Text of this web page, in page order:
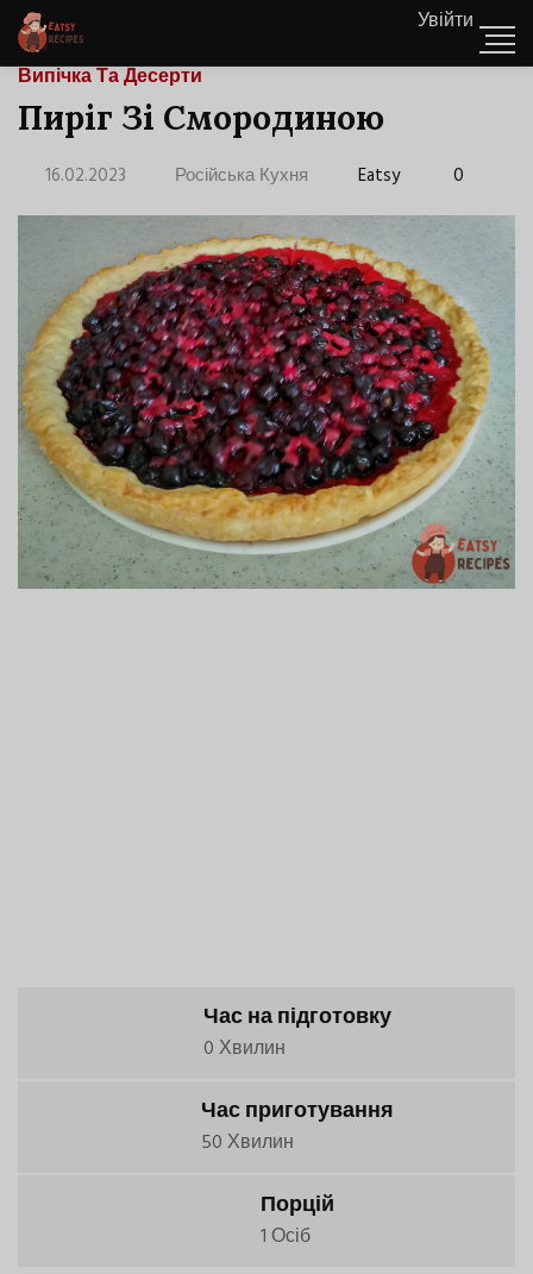
Увійти
Випічка Та Десерти
Пиріг Зі Смородиною
16.02.2023 Російська Кухня Eatsy 0
Час на підготовку
0 Хвилин
Час приготування
50 Хвилин
Порцій
1 Осіб